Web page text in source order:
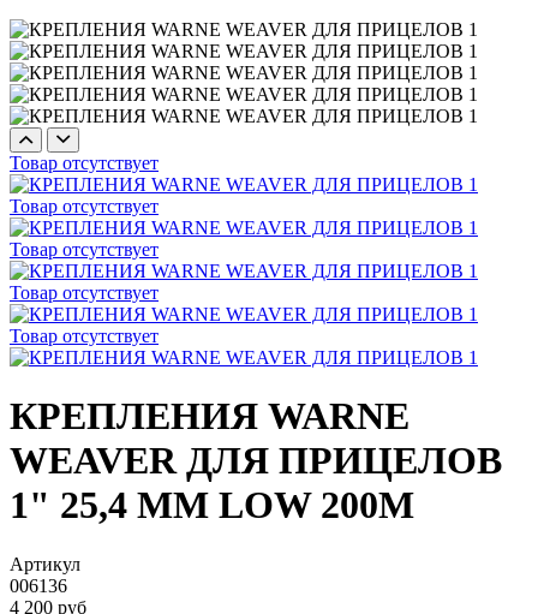
Товар отсутствует
Товар отсутствует
Товар отсутствует
Товар отсутствует
Товар отсутствует
КРЕПЛЕНИЯ WARNE
WEAVER ДЛЯ ПРИЦЕЛОВ
1" 25,4 ММ LOW 200M
Артикул
006136
4 200 руб